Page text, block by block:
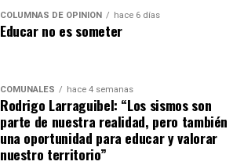
COLUMNAS DE OPINIÓN hace 6 días
Educar no es someter
COMUNALES hace 4 semanas
Rodrigo Larraguibel: “Los sismos son
parte de nuestra realidad, pero también
una oportunidad para educar y valorar
nuestro territorio”